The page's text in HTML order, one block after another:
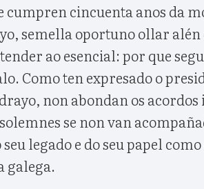
cumpren cincuenta anos da
semella oportuno ollar alén
ao esencial: por que
Como ten expresado o
non abondan os
se non van
legado e do seu papel como
galega.